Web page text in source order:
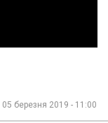
05 березня 2019 - 11:00